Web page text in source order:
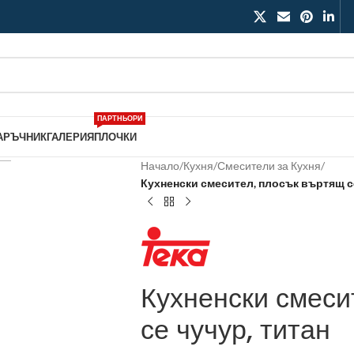
ГАЛЕРИЯПЛОЧКИ
ПАРТНЬОРИ
Начало/Кухня/Смесители за Кухня/
Кухненски смесител, плосък въртящ
Кухненски
се чучур, титан